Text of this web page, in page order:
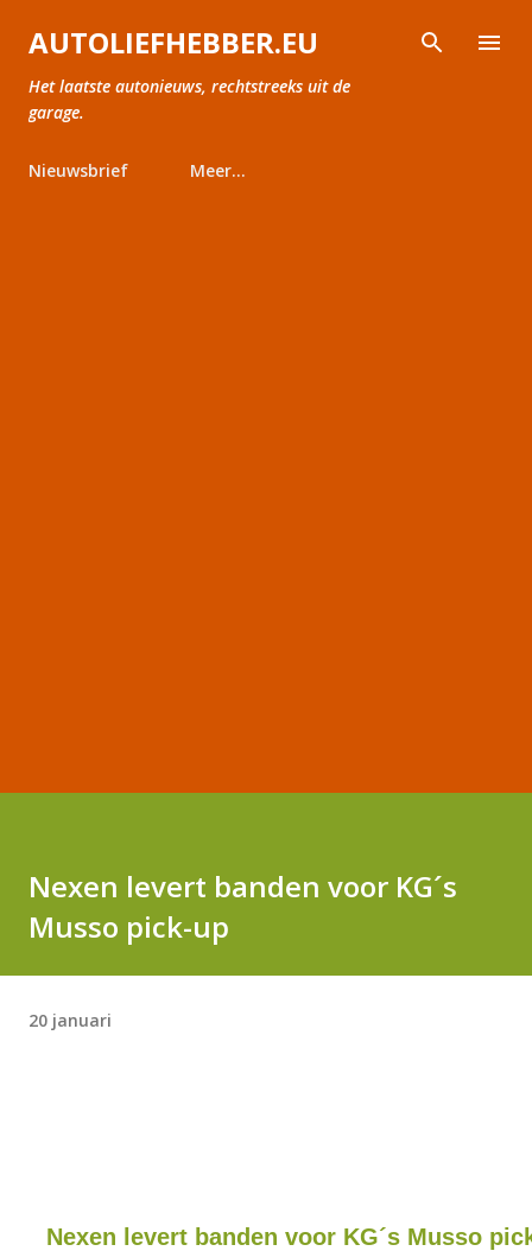
Doorgaan naar hoofdcontent
AUTOLIEFHEBBER.EU
Het laatste autonieuws, rechtstreeks uit de
garage.
Nieuwsbrief Meer…
Nexen levert banden voor KG´s
Musso pick-up
20 januari
Nexen levert banden voor KG´s Musso